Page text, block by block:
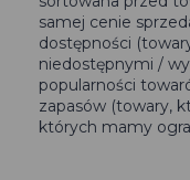
samej cenie
dostępności
niedostępnymi /
popularności
zapasów (towary,
których mamy